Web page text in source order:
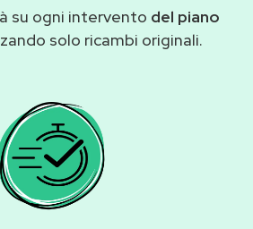
su ogni intervento del piano
solo ricambi originali.